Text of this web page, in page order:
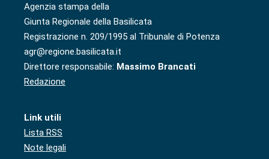
Agenzia stampa della
Giunta Regionale della Basilicata
Registrazione n. 209/1995 al Tribunale di Potenza
agr@regione.basilicata.it
Direttore responsabile: Massimo Brancati
Redazione
Link utili
Lista RSS
Note legali